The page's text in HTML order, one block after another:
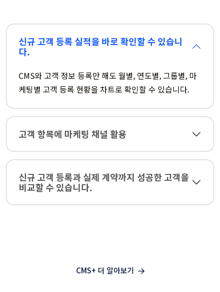
신규 고객 등록 실적을 바로 확인할 수 있습니
다.
CMS와 고객 정보 등록만 해도 월별, 연도별, 그룹별, 마
케팅별 고객 등록 현황을 차트로 확인할 수 있습니다.
고객 항목에 마케팅 채널 활용
신규 고객 등록과 실제 계약까지 성공한 고객을
비교할 수 있습니다.
CMS+ 더 알아보기